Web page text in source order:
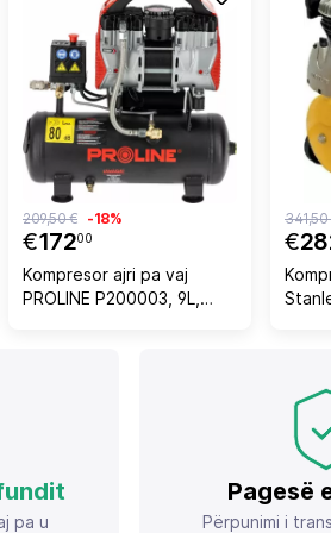
€17200
209,50 € -18%
Kompresor ajri pa vaj
PROLINE P200003, 9L,
€
341,50
pa u
Pagesë
Përpunimi i